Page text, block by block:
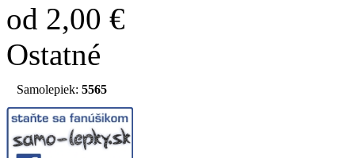
od 2,00 €
Ostatné
Samolepiek: 5565